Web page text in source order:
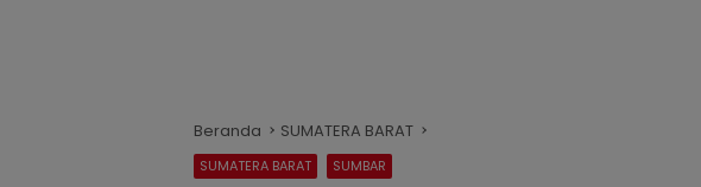
Beranda SUMATERA BARAT
SUMATERA BARAT SUMBAR